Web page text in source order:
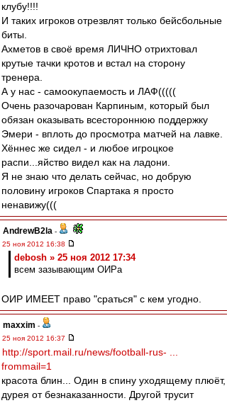
клубу!!!!
И таких игроков отрезвлят только бейсбольные
биты.
Ахметов в своё время ЛИЧНО отрихтовал
крутые тачки кротов и встал на сторону
тренера.
А у нас - самоокупаемость и ЛАФ(((((
Очень разочарован Карпиным, который был
обязан оказывать всестороннюю поддержку
Эмери - вплоть до просмотра матчей на лавке.
Хённес же сидел - и любое игроцкое
распи...яйство видел как на ладони.
Я не знаю что делать сейчас, но добрую
половину игроков Спартака я просто
ненавижу(((
AndrewB2la -
25 ноя 2012 16:38
debosh » 25 ноя 2012 17:34
всем зазывающим ОИРа
ОИР ИМЕЕТ право "сраться" с кем угодно.
maxxim -
25 ноя 2012 16:37
http://sport.mail.ru/news/football-rus- ...
frommail=1
красота блин... Один в спину уходящему плюёт,
дурея от безнаказанности. Другой трусит